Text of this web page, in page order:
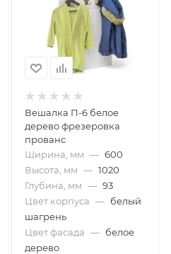
Вешалка П-6 белое
дерево фрезеровка
прованс
Ширина, мм — 600
Высота, мм — 1020
Глубина, мм — 93
Цвет корпуса — белый
шагрень
Цвет фасада — белое
дерево